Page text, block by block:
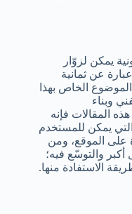
يمكن لزوّار
عن ثمانية
الخاص بهذا
وبناء
المقالات فإنه
يمكن للمستخدم
على الموقع، ومن
والتوسّع فيه؛
الاستفادة منها.